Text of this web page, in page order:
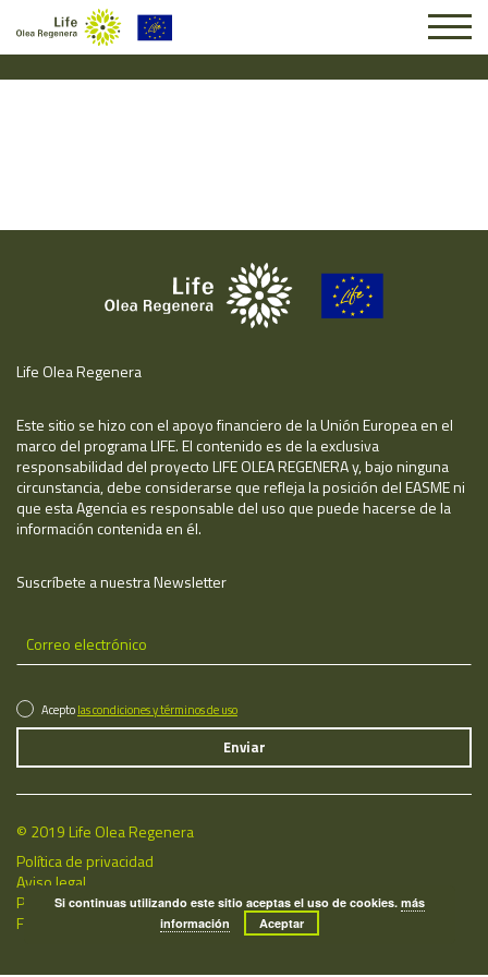
Solicitud #25450
Life Olea Regenera
Este sitio se hizo con el apoyo financiero de la Unión Europea en el
marco del programa LIFE. El contenido es de la exclusiva
responsabilidad del proyecto LIFE OLEA REGENERA y, bajo ninguna
circunstancia, debe considerarse que refleja la posición del EASME ni
que esta Agencia es responsable del uso que puede hacerse de la
información contenida en él.
Suscríbete a nuestra Newsletter
Aceptolas condiciones y términos de uso
© 2019 Life Olea Regenera
Política de privacidad
Aviso legal
Política de cookies
Fecha de última actualización: 07/08/2026
Si continuas utilizando este sitio aceptas el uso de cookies.más
información
Aceptar